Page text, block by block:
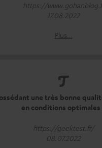
https://
17.08.2022
Plus…
une très bonne
en conditions optimales
https://geektest.fr/
08.07.2022